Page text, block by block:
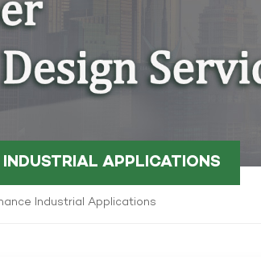
APPLICATIONS
Industrial Applications